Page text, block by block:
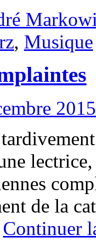
, Musique
2015
de la
Continuer